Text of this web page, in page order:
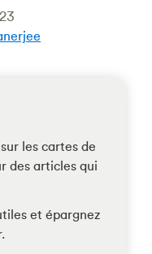
les cartes de
des articles qui
et épargnez